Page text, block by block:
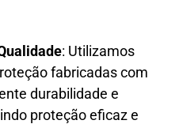
: Utilizamos
fabricadas com
durabilidade e
proteção eficaz e